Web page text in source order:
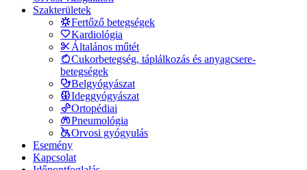
Szakterületek
Fertőző betegségek
Kardiológia
Általános műtét
Cukorbetegség, táplálkozás és anyagcsere-
betegségek
Belgyógyászat
Ideggyógyászat
Ortopédiai
Pneumológia
Orvosi gyógyulás
Esemény
Kapcsolat